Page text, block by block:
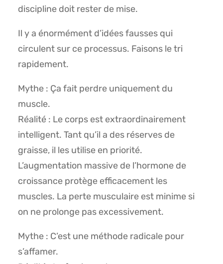
discipline doit rester de mise.
Il y a énormément d’idées fausses qui
circulent sur ce processus. Faisons le tri
rapidement.
Mythe : Ça fait perdre uniquement du
muscle.
Réalité : Le corps est extraordinairement
intelligent. Tant qu’il a des réserves de
graisse, il les utilise en priorité.
L’augmentation massive de l’hormone de
croissance protège efficacement les
muscles. La perte musculaire est minime si
on ne prolonge pas excessivement.
Mythe : C’est une méthode radicale pour
s’affamer.